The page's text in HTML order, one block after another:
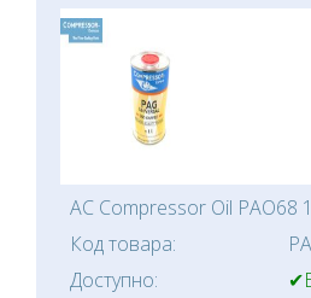
AC Compressor Oil PAO68
Код товара:
Доступно: